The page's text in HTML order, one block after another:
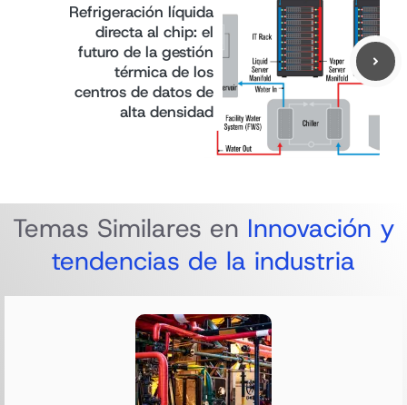
Refrigeración líquida
directa al chip: el
futuro de la gestión
térmica de los
centros de datos de
alta densidad
Temas Similares en Innovación y
tendencias de la industria